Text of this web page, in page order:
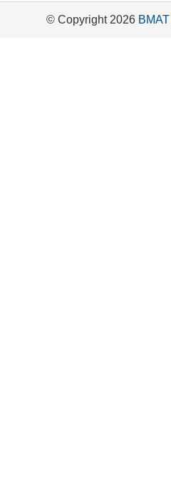
© Copyright 2026 BMAT